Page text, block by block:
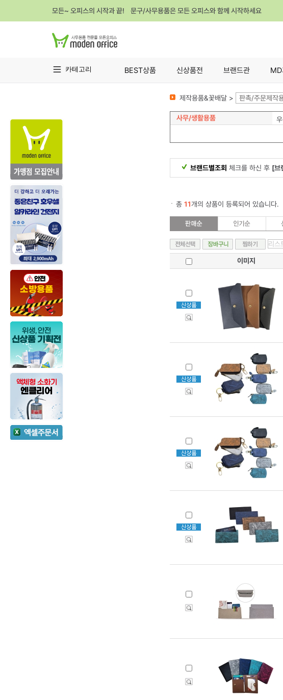
모든~ 오피스의 시작과 끝! 문구/사무용품은 모든 오피스와 함께 시작하세요
카테고리 BEST상품 신상품전 브랜드관 MD
제작용품&꽃배달 > 판촉/주문제작
사무/생활용품
브랜드별조회 체크를 하신 후 [브
총 11개의 상품이 등록되어 있습니다.
이미지